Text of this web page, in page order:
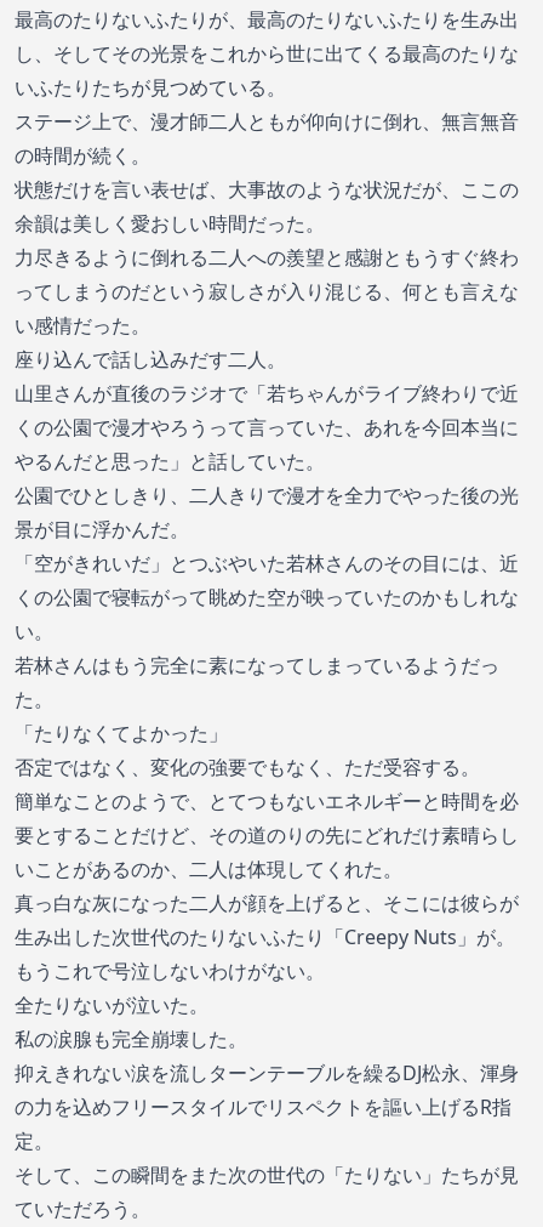
最高のたりないふたりが、最高のたりないふたりを生み出
し、そしてその光景をこれから世に出てくる最高のたりな
いふたりたちが見つめている。
ステージ上で、漫才師二人ともが仰向けに倒れ、無言無音
の時間が続く。
状態だけを言い表せば、大事故のような状況だが、ここの
余韻は美しく愛おしい時間だった。
力尽きるように倒れる二人への羨望と感謝ともうすぐ終わ
ってしまうのだという寂しさが入り混じる、何とも言えな
い感情だった。
座り込んで話し込みだす二人。
山里さんが直後のラジオで「若ちゃんがライブ終わりで近
くの公園で漫才やろうって言っていた、あれを今回本当に
やるんだと思った」と話していた。
公園でひとしきり、二人きりで漫才を全力でやった後の光
景が目に浮かんだ。
「空がきれいだ」とつぶやいた若林さんのその目には、近
くの公園で寝転がって眺めた空が映っていたのかもしれな
い。
若林さんはもう完全に素になってしまっているようだっ
た。
「たりなくてよかった」
否定ではなく、変化の強要でもなく、ただ受容する。
簡単なことのようで、とてつもないエネルギーと時間を必
要とすることだけど、その道のりの先にどれだけ素晴らし
いことがあるのか、二人は体現してくれた。
真っ白な灰になった二人が顔を上げると、そこには彼らが
生み出した次世代のたりないふたり「Creepy Nuts」が。
もうこれで号泣しないわけがない。
全たりないが泣いた。
私の涙腺も完全崩壊した。
抑えきれない涙を流しターンテーブルを繰るDJ松永、渾身
の力を込めフリースタイルでリスペクトを謳い上げるR指
定。
そして、この瞬間をまた次の世代の「たりない」たちが見
ていただろう。